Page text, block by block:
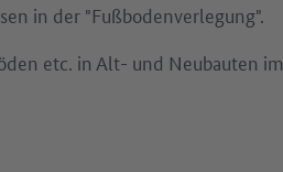
in der "Fußbodenverlegung".
etc. in Alt- und Neubauten im